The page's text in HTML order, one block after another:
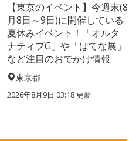
【東京のイベント】今週末(8
月8日～9日)に開催している
夏休みイベント！「オルタ
ナティブG」や「はてな展」
など注目のおでかけ情報
東京都
2026年8月9日 03:18更新